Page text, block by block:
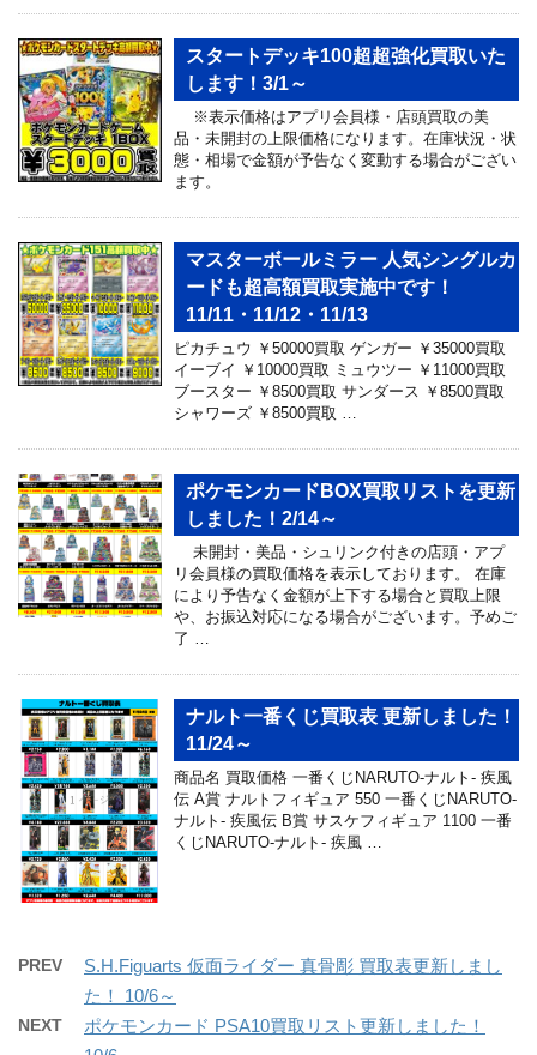
スタートデッキ100超超強化買取いた
します！3/1～
※表示価格はアプリ会員様・店頭買取の美
品・未開封の上限価格になります。在庫状況・状
態・相場で金額が予告なく変動する場合がござい
ます。
マスターボールミラー 人気シングルカ
ードも超高額買取実施中です！
11/11・11/12・11/13
ピカチュウ ￥50000買取 ゲンガー ￥35000買取
イーブイ ￥10000買取 ミュウツー ￥11000買取
ブースター ￥8500買取 サンダース ￥8500買取
シャワーズ ￥8500買取 …
ポケモンカードBOX買取リストを更新
しました！2/14～
未開封・美品・シュリンク付きの店頭・アプ
リ会員様の買取価格を表示しております。 在庫
により予告なく金額が上下する場合と買取上限
や、お振込対応になる場合がございます。予めご
了 …
ナルト一番くじ買取表 更新しました！
11/24～
商品名 買取価格 一番くじNARUTO-ナルト- 疾風
伝 A賞 ナルトフィギュア 550 一番くじNARUTO-
ナルト- 疾風伝 B賞 サスケフィギュア 1100 一番
くじNARUTO-ナルト- 疾風 …
PREV
S.H.Figuarts 仮面ライダー 真骨彫 買取表更新しまし
た！ 10/6～
NEXT
ポケモンカード PSA10買取リスト更新しました！